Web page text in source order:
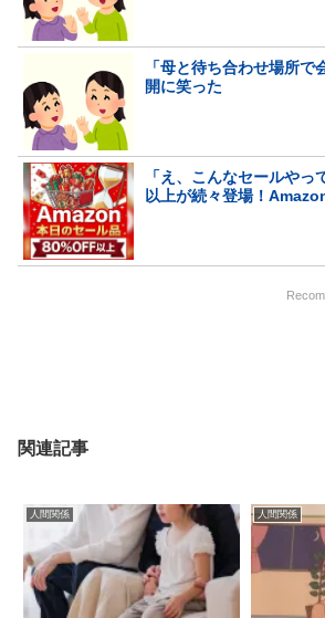
「母と待ち合わせ場所
開に笑った
「え、こんなセールや
以上が続々登場！
関連記事
人間関係 人間関係